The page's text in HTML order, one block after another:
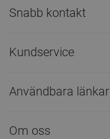
Snabb kontakt
Kundservice
Användbara länkar
Om oss